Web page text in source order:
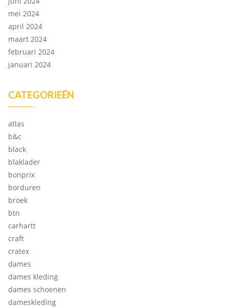
mei 2024
april 2024
maart 2024
februari 2024
januari 2024
CATEGORIEËN
atlas
b&c
black
blaklader
bonprix
borduren
broek
btn
carhartt
craft
cratex
dames
dames kleding
dames schoenen
dameskleding